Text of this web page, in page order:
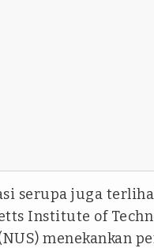
serupa juga
Institute of
menekankan